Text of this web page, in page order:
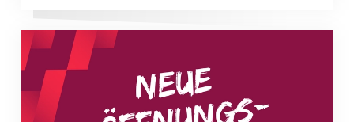
Neue Empfangszeiten ab 1. August 2026